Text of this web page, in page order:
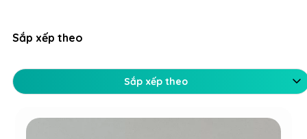
Sắp xếp theo
Sắp xếp theo